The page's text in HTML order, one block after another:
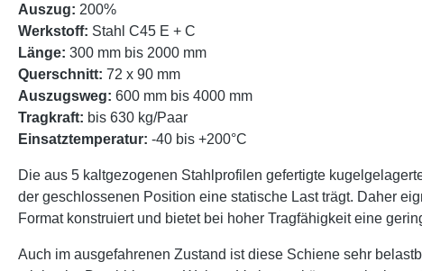
Auszug: 200%
Werkstoff: Stahl C45 E + C
Länge: 300 mm bis 2000 mm
Querschnitt: 72 x 90 mm
Auszugsweg: 600 mm bis 4000 mm
Tragkraft: bis 630 kg/Paar
Einsatztemperatur: -40 bis +200°C
Die aus 5 kaltgezogenen Stahlprofilen gefertigte
der geschlossenen Position eine statische Last trägt. Daher
Format konstruiert und bietet bei hoher Tragfähigkeit eine
Auch im ausgefahrenen Zustand ist diese Schiene sehr